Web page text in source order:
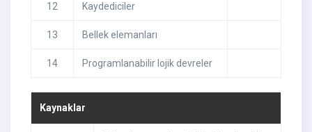
12 Kaydediciler
13 Bellek elemanları
14 Programlanabilir lojik devreler
Kaynaklar